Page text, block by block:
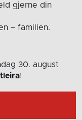
gjerne din
– familien.
30. august
!